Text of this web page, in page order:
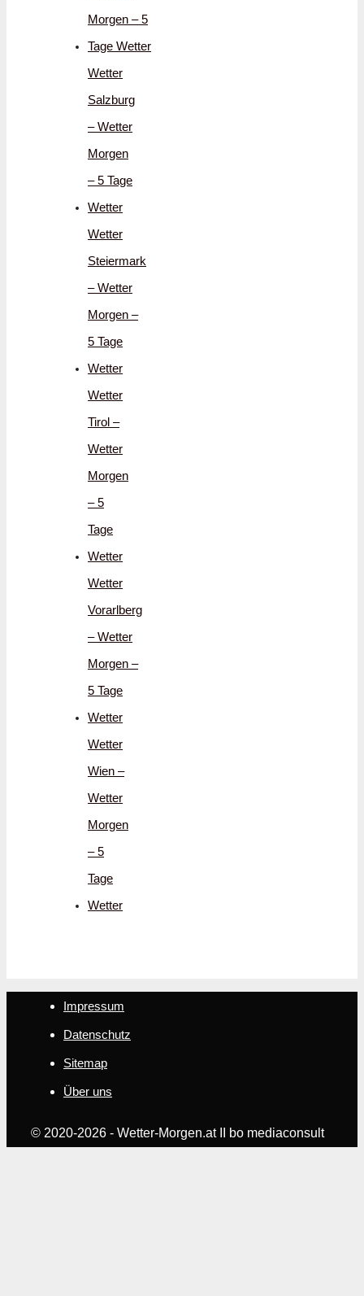
Morgen – 5
Tage Wetter
Wetter
Salzburg
– Wetter
Morgen
– 5 Tage
Wetter
Wetter
Steiermark
– Wetter
Morgen –
5 Tage
Wetter
Wetter
Tirol –
Wetter
Morgen
– 5
Tage
Wetter
Wetter
Vorarlberg
– Wetter
Morgen –
5 Tage
Wetter
Wetter
Wien –
Wetter
Morgen
– 5
Tage
Wetter
Impressum
Datenschutz
Sitemap
Über uns
© 2020-2026 - Wetter-Morgen.at II bo mediaconsult